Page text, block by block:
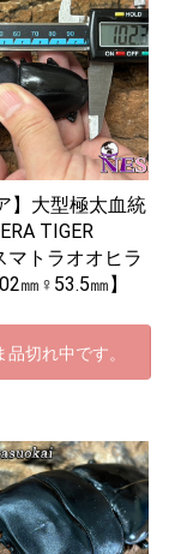
】大型極太血統
TIGER
マトラオオヒラ
㎜♀53.5㎜】
品切れ中です。